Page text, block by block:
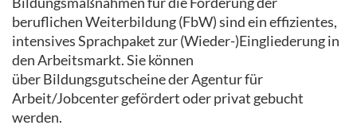
beruflichen Weiterbildung (FbW) sind ein effizientes,
intensives Sprachpaket zur (Wieder-)Eingliederung in
den Arbeitsmarkt. Sie können
über Bildungsgutscheine der Agentur für
Arbeit/Jobcenter gefördert oder privat gebucht
werden.